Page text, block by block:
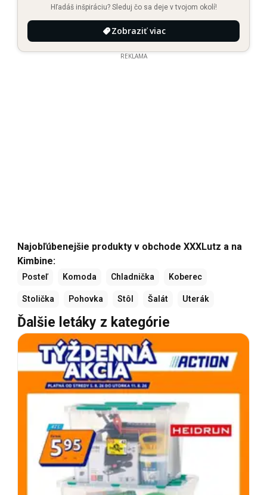
Hľadáš inšpiráciu? Sleduj čo sa deje v tvojom okolí!
Zobraziť viac
REKLAMA
Najobľúbenejšie produkty v obchode XXXLutz a na
Kimbine:
Posteľ Komoda Chladnička Koberec
Stolička Pohovka Stôl Šalát Uterák
Ďalšie letáky z kategórie